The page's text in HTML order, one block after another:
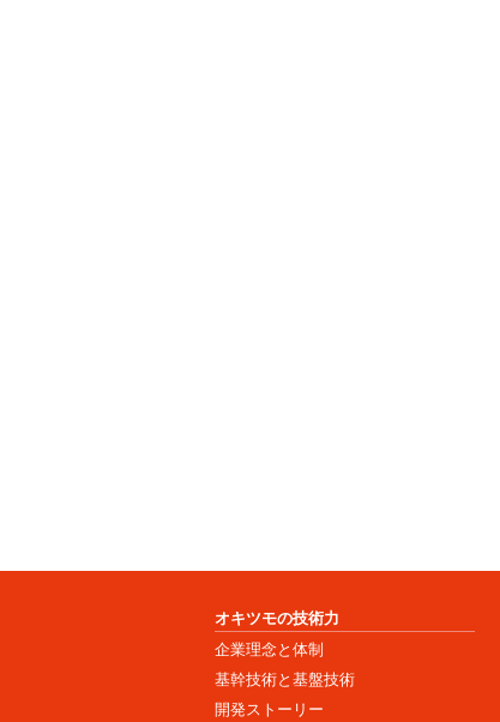
オキツモの技術力
企業理念と体制
基幹技術と基盤技術
開発ストーリー